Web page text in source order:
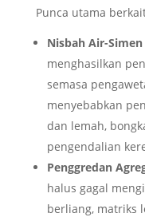
Punca utama
Nisbah Air-Simen
menghasilkan
semasa
menyebabkan
dan lemah,
pengendalian
Penggredan
halus gagal
berliang, matriks